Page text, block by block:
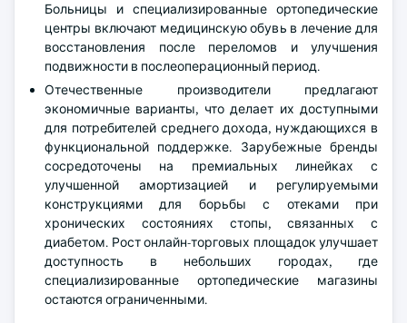
Больницы и специализированные ортопедические
центры включают медицинскую обувь в лечение для
восстановления после переломов и улучшения
подвижности в послеоперационный период.
Отечественные производители предлагают
экономичные варианты, что делает их доступными
для потребителей среднего дохода, нуждающихся в
функциональной поддержке. Зарубежные бренды
сосредоточены на премиальных линейках с
улучшенной амортизацией и регулируемыми
конструкциями для борьбы с отеками при
хронических состояниях стопы, связанных с
диабетом. Рост онлайн-торговых площадок улучшает
доступность в небольших городах, где
специализированные ортопедические магазины
остаются ограниченными.